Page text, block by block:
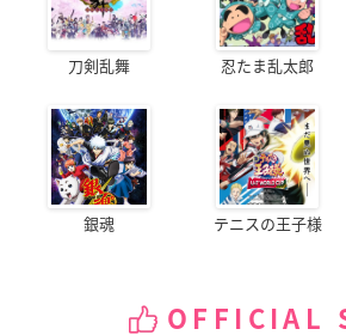
刀剣乱舞 忍たま乱太郎
銀魂 テニスの王子様
OFFICIAL